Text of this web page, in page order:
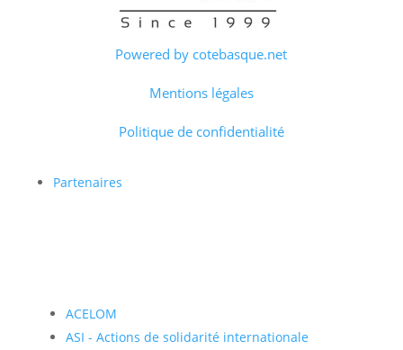
Powered by cotebasque.net
Mentions légales
Politique de confidentialité
Partenaires
ACELOM
ASI - Actions de solidarité internationale